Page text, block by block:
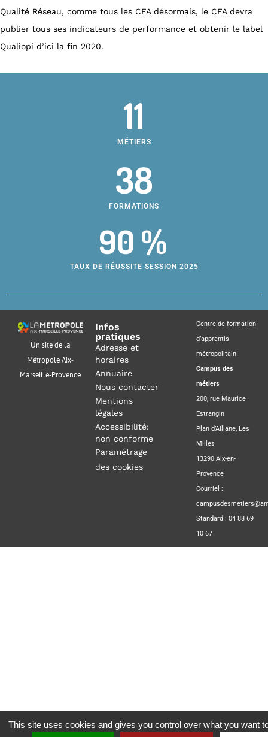
Qualité Réseau, comme tous les CFA désormais, le CFA devra
publier tous ses indicateurs de performance et obtenir le label
Qualiopi d’ici la fin 2020.
11
MÉTIERS
38
FORMATIONS
90 %
TAUX DE RÉUSSITE SESSION 2025
Un site de la
Métropole Aix-
Marseille-Provence
Infos
pratiques
Adresse et
horaires
Annuaire
Nous contacter
Mentions
légales
Accessibilité:
non conforme
Paramétrage
des cookies
Centre de formation
d’apprentis
métropolitain
Campus des
métiers
200, rue Maurice
Estrangin
Plan d’Aillane, Les
Milles
13290 Aix-en-
Provence
Courriel :
Standard : 04 88 69
10 67
This site uses cookies and gives you control over what you want